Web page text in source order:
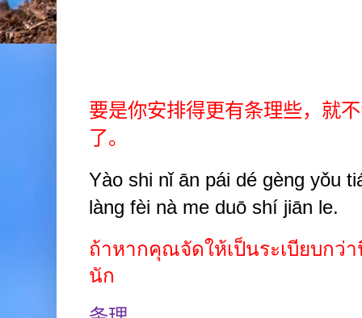
要是你安排得更有条理些，就
了。
Yào shi nǐ ān pái dé gèng yǒu
làng fèi nà me duō shí jiān le.
ถ้าหากคุณจัดให้เป็นระเบียบกว่า
นัก